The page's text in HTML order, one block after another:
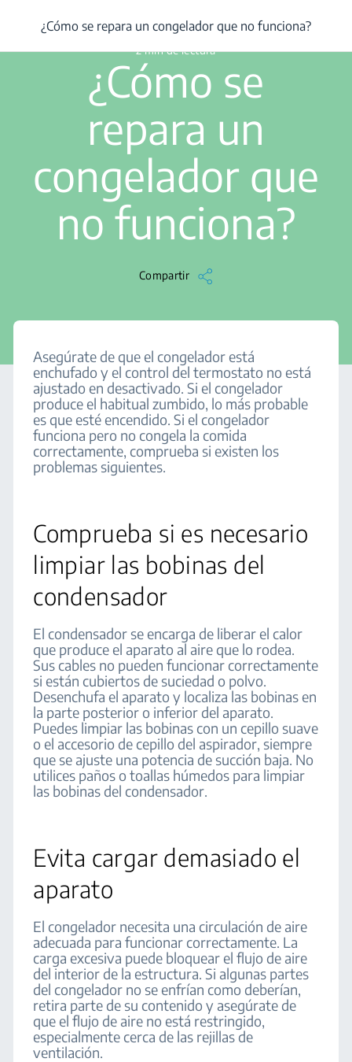
¿Cómo se repara un congelador que no funciona?
2 min de lectura
¿Cómo se
repara un
congelador que
no funciona?
Compartir
¿Cómo se repara un congelador que no funciona?
Asegúrate de que el congelador está
enchufado y el control del termostato no está
ajustado en desactivado. Si el congelador
produce el habitual zumbido, lo más probable
es que esté encendido. Si el congelador
funciona pero no congela la comida
correctamente, comprueba si existen los
problemas siguientes.
Comprueba si es necesario
limpiar las bobinas del
condensador
El condensador se encarga de liberar el calor
que produce el aparato al aire que lo rodea.
Sus cables no pueden funcionar correctamente
si están cubiertos de suciedad o polvo.
Desenchufa el aparato y localiza las bobinas en
la parte posterior o inferior del aparato.
Puedes limpiar las bobinas con un cepillo suave
o el accesorio de cepillo del aspirador, siempre
que se ajuste una potencia de succión baja. No
utilices paños o toallas húmedos para limpiar
las bobinas del condensador.
Evita cargar demasiado el
aparato
El congelador necesita una circulación de aire
adecuada para funcionar correctamente. La
carga excesiva puede bloquear el flujo de aire
del interior de la estructura. Si algunas partes
del congelador no se enfrían como deberían,
retira parte de su contenido y asegúrate de
que el flujo de aire no está restringido,
especialmente cerca de las rejillas de
ventilación.